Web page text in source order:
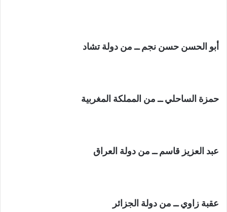
أبو الحسن حسن نجم ــ من دولة تشاد
حمزة الساحلي ــ من المملكة المغربية
عبد العزيز قاسم ــ من دولة العراق
عقبة زاوي ــ من دولة الجزائر